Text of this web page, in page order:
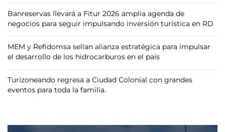
Banreservas llevará a Fitur 2026 amplia agenda de
negocios para seguir impulsando inversión turística en RD
MEM y Refidomsa sellan alianza estratégica para impulsar
el desarrollo de los hidrocarburos en el país
Turizoneando regresa a Ciudad Colonial con grandes
eventos para toda la familia.